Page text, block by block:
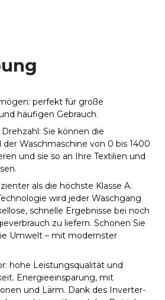
perfekt für große
häufigen Gebrauch.
Sie können die
der Waschmaschine von 0 bis 1400
und sie so an Ihre Textilien und
als die höchste Klasse A.
wird jeder Waschgang
schnelle Ergebnisse bei noch
zu liefern. Schonen Sie
Umwelt – mit modernster
hohe Leistungsqualität und
Energieeinsparung, mit
und Lärm. Dank des Inverter-